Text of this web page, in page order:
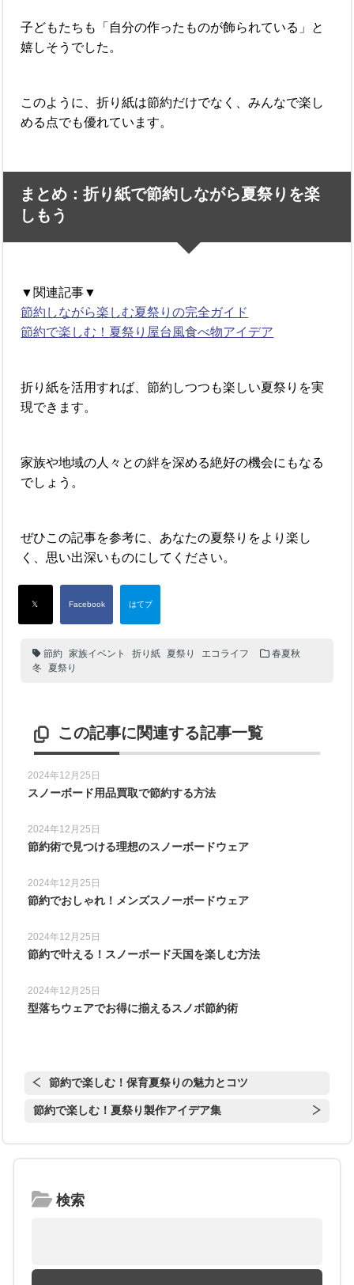
子どもたちも「自分の作ったものが飾られている」と
嬉しそうでした。
このように、折り紙は節約だけでなく、みんなで楽し
める点でも優れています。
まとめ：折り紙で節約しながら夏祭りを楽
しもう
▼関連記事▼
節約しながら楽しむ夏祭りの完全ガイド
節約で楽しむ！夏祭り屋台風食べ物アイデア
折り紙を活用すれば、節約しつつも楽しい夏祭りを実
現できます。
家族や地域の人々との絆を深める絶好の機会にもなる
でしょう。
ぜひこの記事を参考に、あなたの夏祭りをより楽し
く、思い出深いものにしてください。
節約 家族イベント 折り紙 夏祭り エコライフ
春夏秋
冬
夏祭り
この記事に関連する記事一覧
2024年12月25日
スノーボード用品買取で節約する方法
2024年12月25日
節約術で見つける理想のスノーボードウェア
2024年12月25日
節約でおしゃれ！メンズスノーボードウェア
2024年12月25日
節約で叶える！スノーボード天国を楽しむ方法
2024年12月25日
型落ちウェアでお得に揃えるスノボ節約術
節約で楽しむ！保育夏祭りの魅力とコツ
節約で楽しむ！夏祭り製作アイデア集
検索